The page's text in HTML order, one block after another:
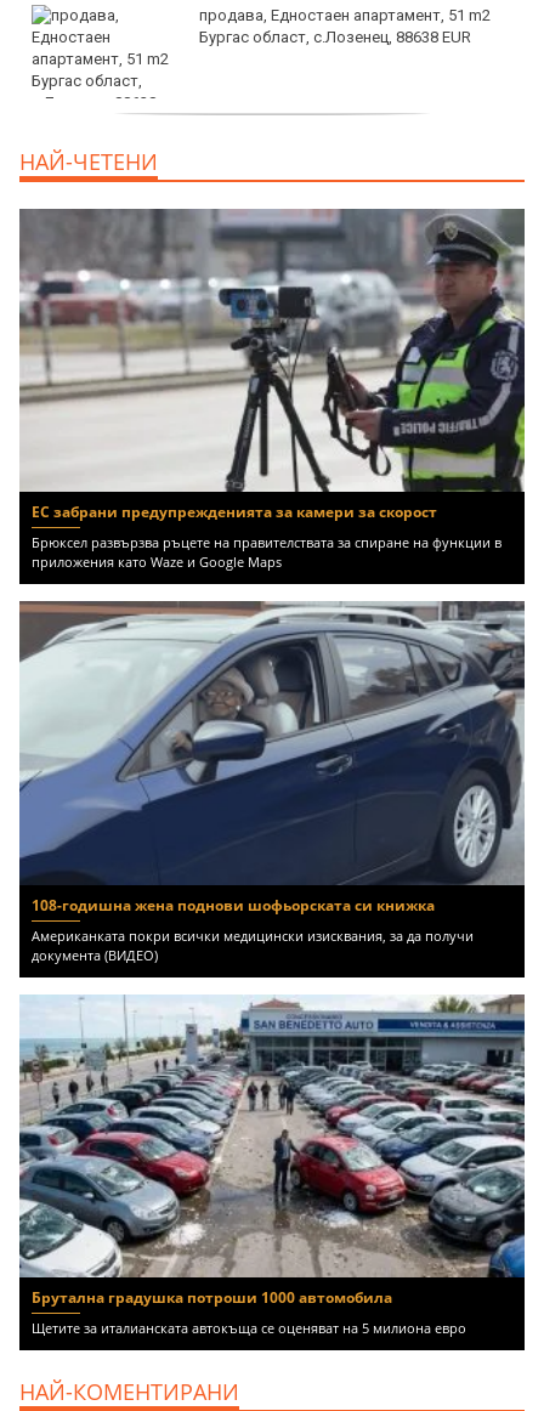
продава, Едностаен апартамент, 51 m2
Бургас област, с.Лозенец, 88638 EUR
EUR
НАЙ-ЧЕТЕНИ
ЕС забрани предупрежденията за камери за скорост
Брюксел развързва ръцете на правителствата за спиране на функции в
приложения като Waze и Google Maps
108-годишна жена поднови шофьорската си книжка
Американката покри всички медицински изисквания, за да получи
документа (ВИДЕО)
Брутална градушка потроши 1000 автомобила
Щетите за италианската автокъща се оценяват на 5 милиона евро
НАЙ-КОМЕНТИРАНИ